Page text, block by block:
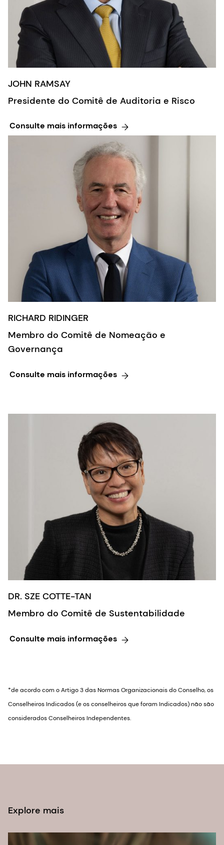
JOHN RAMSAY
Presidente do Comitê de Auditoria e Risco
Consulte mais informações
RICHARD RIDINGER
Membro do Comitê de Nomeação e
Governança
Consulte mais informações
DR. SZE COTTE-TAN
Membro do Comitê de Sustentabilidade
Consulte mais informações
*de acordo com o Artigo 3 das Normas Organizacionais do Conselho, os
Conselheiros Indicados (e os conselheiros que foram Indicados) não são
considerados Conselheiros Independentes.
Explore mais